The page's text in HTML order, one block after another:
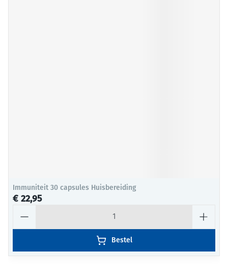
Immuniteit 30 capsules Huisbereiding
€ 22,95
Bestel